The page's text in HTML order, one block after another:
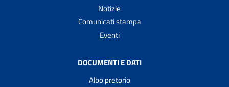
Notizie
Comunicati stampa
Eventi
DOCUMENTI E DATI
Albo pretorio